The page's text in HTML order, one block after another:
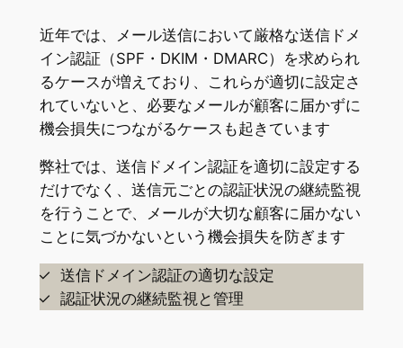
近年では、メール送信において厳格な送信ドメ
イン認証（SPF・DKIM・DMARC）を求められ
るケースが増えており、これらが適切に設定さ
れていないと、必要なメールが顧客に届かずに
機会損失につながるケースも起きています
弊社では、送信ドメイン認証を適切に設定する
だけでなく、送信元ごとの認証状況の継続監視
を行うことで、メールが大切な顧客に届かない
ことに気づかないという機会損失を防ぎます
送信ドメイン認証の適切な設定
認証状況の継続監視と管理